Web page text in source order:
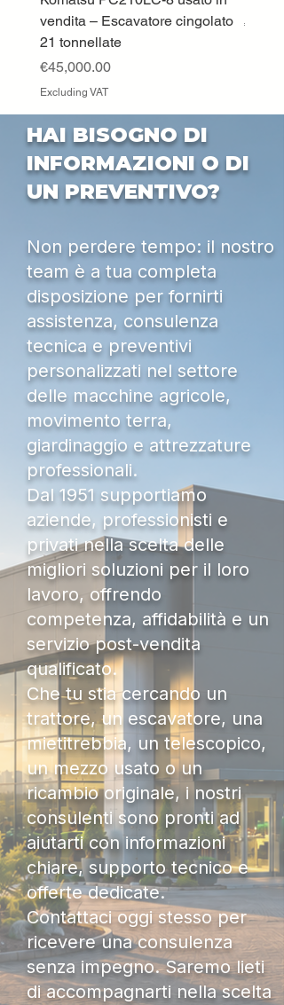
vendita – Escavatore cingolato
21 tonnellate
Price
€45,000.00
Excluding VAT
Price
HAI BISOGNO DI
INFORMAZIONI O DI
UN PREVENTIVO?
Non perdere tempo: il nostro
team è a tua completa
disposizione per fornirti
assistenza, consulenza
tecnica e preventivi
personalizzati nel settore
delle macchine agricole,
movimento terra,
giardinaggio e attrezzature
professionali.
Dal 1951 supportiamo
aziende, professionisti e
privati nella scelta delle
migliori soluzioni per il loro
lavoro, offrendo
competenza, affidabilità e un
servizio post-vendita
qualificato.
Che tu stia cercando un
trattore, un escavatore, una
mietitrebbia, un telescopico,
un mezzo usato o un
ricambio originale, i nostri
consulenti sono pronti ad
aiutarti con informazioni
chiare, supporto tecnico e
offerte dedicate.
Contattaci oggi stesso per
ricevere una consulenza
senza impegno. Saremo lieti
di accompagnarti nella scelta